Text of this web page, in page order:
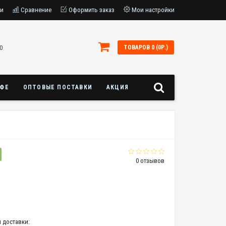
Сравнение Оформить заказ Мои настройки
ТОВАРОВ 0 (0Р.)
ОПТОВЫЕ ПОСТАВКИ АКЦИЯ
0 отзывов
доставки: